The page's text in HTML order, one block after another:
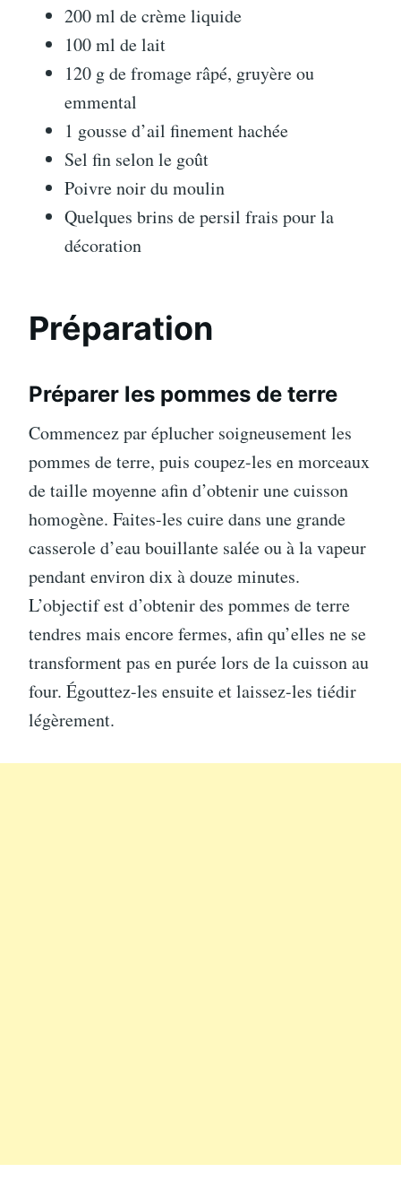
200 ml de crème liquide
100 ml de lait
120 g de fromage râpé, gruyère ou
emmental
1 gousse d’ail finement hachée
Sel fin selon le goût
Poivre noir du moulin
Quelques brins de persil frais pour la
décoration
Préparation
Préparer les pommes de terre
Commencez par éplucher soigneusement les
pommes de terre, puis coupez-les en morceaux
de taille moyenne afin d’obtenir une cuisson
homogène. Faites-les cuire dans une grande
casserole d’eau bouillante salée ou à la vapeur
pendant environ dix à douze minutes.
L’objectif est d’obtenir des pommes de terre
tendres mais encore fermes, afin qu’elles ne se
transforment pas en purée lors de la cuisson au
four. Égouttez-les ensuite et laissez-les tiédir
légèrement.